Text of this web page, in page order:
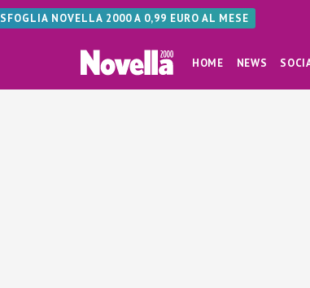
SFOGLIA NOVELLA 2000 A 0,99 EURO AL MESE
HOME NEWS